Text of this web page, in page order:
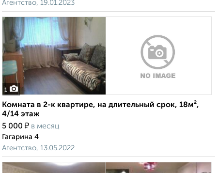
Агентство, 19.01.2023
1
Комната в 2-к квартире, на длительный срок, 18м²,
4/14 этаж
5 000 ₽ в месяц
Гагарина 4
Агентство, 13.05.2022